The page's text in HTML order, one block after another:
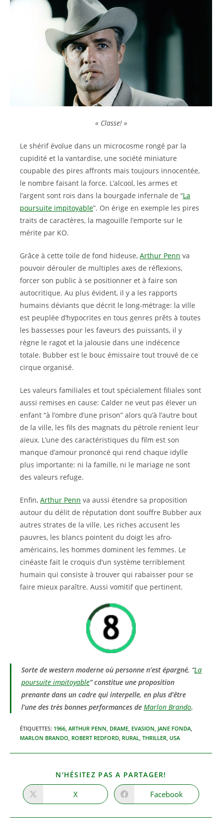
« Classe! »
Le shérif évolue dans un microcosme rongé par la
cupidité et la vantardise, une société miniature
coupable des pires affronts mais toujours innocentée,
le nombre faisant la force. L’alcool, les armes et
l’argent sont rois dans la bourgade infernale de “La
poursuite impitoyable”. On érige en exemple les pires
traits de caractères, la magouille l’emporte sur le
mérite par KO.
Grâce à cette toile de fond hideuse, Arthur Penn va
pouvoir dérouler de multiples axes de réflexions,
forcer son public à se positionner et à faire son
autocritique. Au plus évident, il y a les rapports
humains déviants que décrit le long-métrage: la ville
est peuplée d’hypocrites en tous genres prêts à toutes
les bassesses pour les faveurs des puissants, il y
règne le ragot et la jalousie dans une indécence
totale. Bubber est le bouc émissaire tout trouvé de ce
cirque organisé.
Les valeurs familiales et tout spécialement filiales sont
aussi remises en cause: Calder ne veut pas élever un
enfant “à l’ombre d’une prison” alors qu’à l’autre bout
de la ville, les fils des magnats du pétrole renient leur
aïeux. L’une des caractéristiques du film est son
manque d’amour prononcé qui rend chaque idylle
plus importante: ni la famille, ni le mariage ne sont
des valeurs refuge.
Enfin, Arthur Penn va aussi étendre sa proposition
autour du délit de réputation dont souffre Bubber aux
autres strates de la ville. Les riches accusent les
pauvres, les blancs pointent du doigt les afro-
américains, les hommes dominent les femmes. Le
cinéaste fait le croquis d’un système terriblement
humain qui consiste à trouver qui rabaisser pour se
faire mieux paraître. Aussi vomitif que pertinent.
Sorte de western moderne où personne n’est épargné, “La
poursuite impitoyable” constitue une proposition
prenante dans un cadre qui interpelle, en plus d’être
l’une des très bonnes performances de Marlon Brando.
ÉTIQUETTES: 1966, ARTHUR PENN, DRAME, EVASION, JANE FONDA,
MARLON BRANDO, ROBERT REDFORD, RURAL, THRILLER, USA
N'HÉSITEZ PAS A PARTAGER!
CONTENU
Ouvrir
dans
X Ouvrir
dans
Facebook